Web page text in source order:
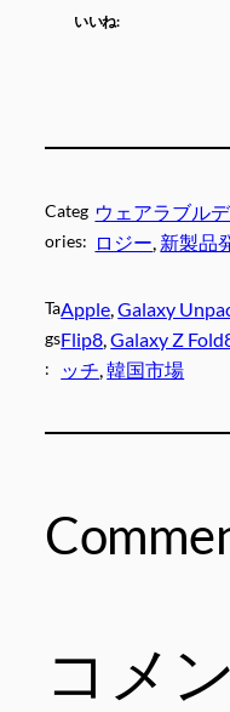
いいね:
Categ
ories:
ウェアラブル
ロジー 新製品
Ta
gs
:
Apple , Galaxy
Flip8 , Galaxy Z
ッチ , 韓国市場
コメ